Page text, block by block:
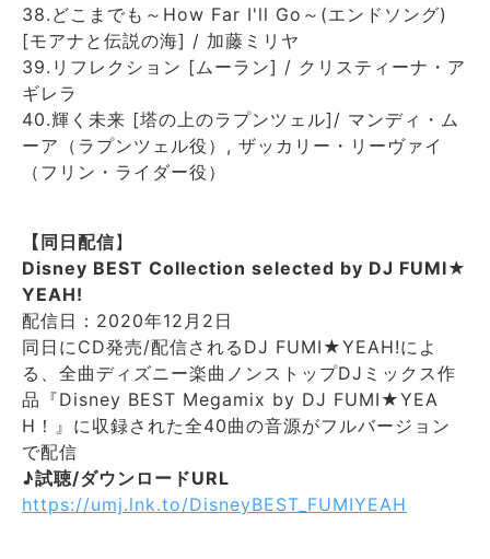
38.どこまでも～How Far I'll Go～(エンドソング)
[モアナと伝説の海] / 加藤ミリヤ
39.リフレクション [ムーラン] / クリスティーナ・ア
ギレラ
40.輝く未来 [塔の上のラプンツェル]/ マンディ・ム
ーア（ラプンツェル役）, ザッカリー・リーヴァイ
（フリン・ライダー役）
【同日配信】
Disney BEST Collection selected by DJ FUMI★
YEAH!
配信日：2020年12月2日
同日にCD発売/配信されるDJ FUMI★YEAH!によ
る、全曲ディズニー楽曲ノンストップDJミックス作
品『Disney BEST Megamix by DJ FUMI★YEA
H！』に収録された全40曲の音源がフルバージョン
で配信
♪試聴/ダウンロードURL
https://umj.lnk.to/DisneyBEST_FUMIYEAH